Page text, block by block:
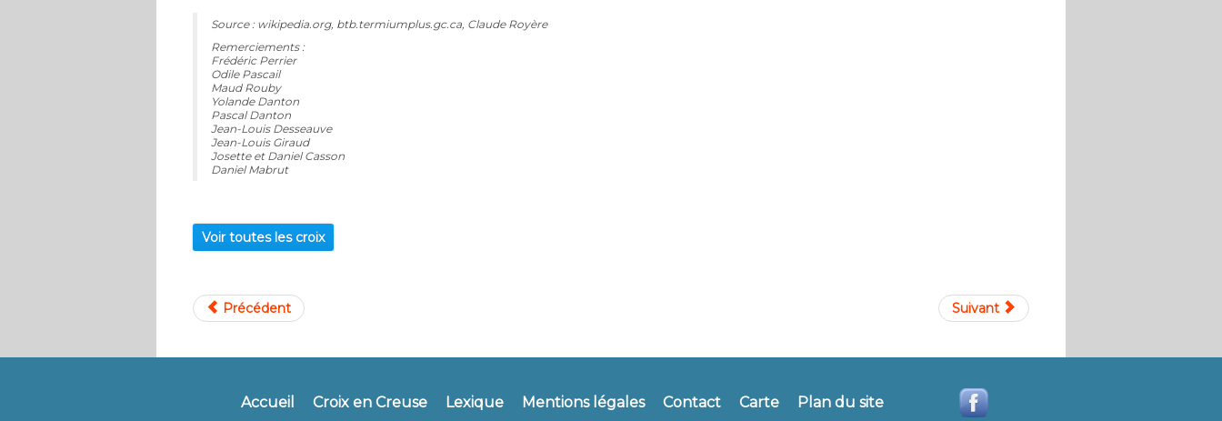
Source : wikipedia.org, btb.termiumplus.gc.ca, Claude Royère
Remerciements :
Frédéric Perrier
Odile Pascail
Maud Rouby
Yolande Danton
Pascal Danton
Jean-Louis Desseauve
Jean-Louis Giraud
Josette et Daniel Casson
Daniel Mabrut
Voir toutes les croix
Précédent Suivant
Accueil Croix en Creuse Lexique Mentions légales Contact Carte Plan du site